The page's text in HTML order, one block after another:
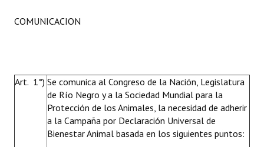
COMUNICACION
Art. 1°) Se comunica al Congreso de la Nación, Legislatura
de Río Negro y a la Sociedad Mundial para la
Protección de los Animales, la necesidad de adherir
a la Campaña por Declaración Universal de
Bienestar Animal basada en los siguientes puntos: